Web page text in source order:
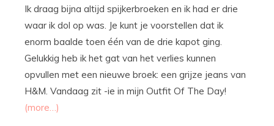
Ik draag bijna altijd spijkerbroeken en ik had er drie
waar ik dol op was. Je kunt je voorstellen dat ik
enorm baalde toen één van de drie kapot ging.
Gelukkig heb ik het gat van het verlies kunnen
opvullen met een nieuwe broek: een grijze jeans van
H&M. Vandaag zit -ie in mijn Outfit Of The Day!
(more…)